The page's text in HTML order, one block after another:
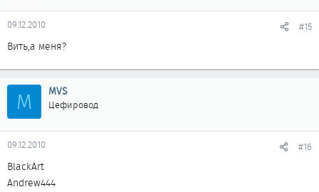
09.12.2010 #15
Вить,а меня?
M MVS
Цефировод
09.12.2010 #16
BlackArt
Andrew444